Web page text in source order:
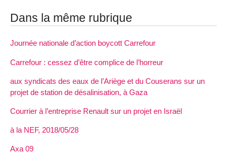
Dans la même rubrique
Journée nationale d’action boycott Carrefour
Carrefour : cessez d’être complice de l’horreur
aux syndicats des eaux de l’Ariège et du Couserans sur un
projet de station de désalinisation, à Gaza
Courrier à l’entreprise Renault sur un projet en Israël
à la NEF, 2018/05/28
Axa 09